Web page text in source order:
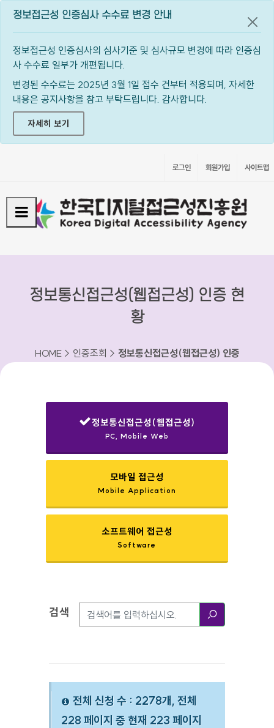
정보접근성 인증심사 수수료 변경 안내
정보접근성 인증심사의 심사기준 및 심사규모 변경에 따라 인증심
사 수수료 일부가 개편됩니다.
변경된 수수료는 2025년 3월 1일 접수 건부터 적용되며, 자세한
내용은 공지사항을 참고 부탁드립니다. 감사합니다.
자세히 보기
공지
로그인 회원가입 사이트맵
정보통신접근성(웹접근성) 인증 현
황
HOME > 인증조회 > 정보통신접근성(웹접근성) 인증
정보통신접근성(웹접근성)
PC, Mobile Web
모바일 접근성
Mobile Application
소프트웨어 접근성
Software
검색옵션
검색
전체 신청 수 : 2278개, 전체
228 페이지 중 현재 223 페이지